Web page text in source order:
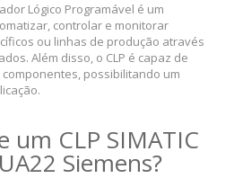
Lógico Programável é um
controlar e monitorar
ou linhas de produção através
Além disso, o CLP é capaz de
possibilitando um
um CLP SIMATIC
Siemens?